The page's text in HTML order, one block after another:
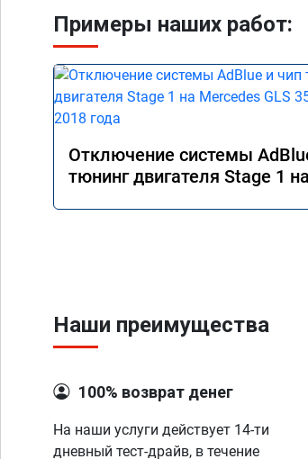
Примеры наших работ:
Отключение системы
тюнинг двигателя Stage 1 на
Наши преимущества
100% возврат денег
На наши услуги действует 14-ти
дневный тест-драйв, в течение